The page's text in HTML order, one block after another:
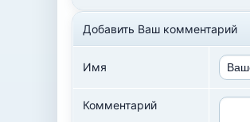
Добавить Ваш комментарий
Имя
Комментарий